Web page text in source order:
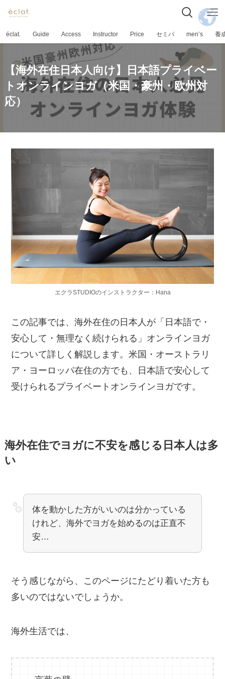
éclat. Guide Access Instructor Price セミパ men’s 養
【海外在住日本人向け】日本語プライベー
トオンラインヨガ（米国・豪州・欧州対
応）
エクラSTUDIOのインストラクター：Hana
この記事では、海外在住の日本人が「日本語で・
安心して・無理なく続けられる」オンラインヨガ
について詳しく解説します。米国・オーストラリ
ア・ヨーロッパ在住の方でも、日本語で安心して
受けられるプライベートオンラインヨガです。
海外在住でヨガに不安を感じる日本人は多
い
体を動かした方がいいのは分かっている
けれど、海外でヨガを始めるのは正直不
安…
そう感じながら、このページにたどり着いた方も
多いのではないでしょうか。
海外生活では、